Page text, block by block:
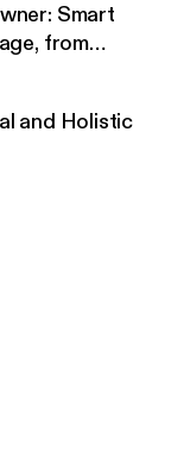
Smart
from
and Holistic